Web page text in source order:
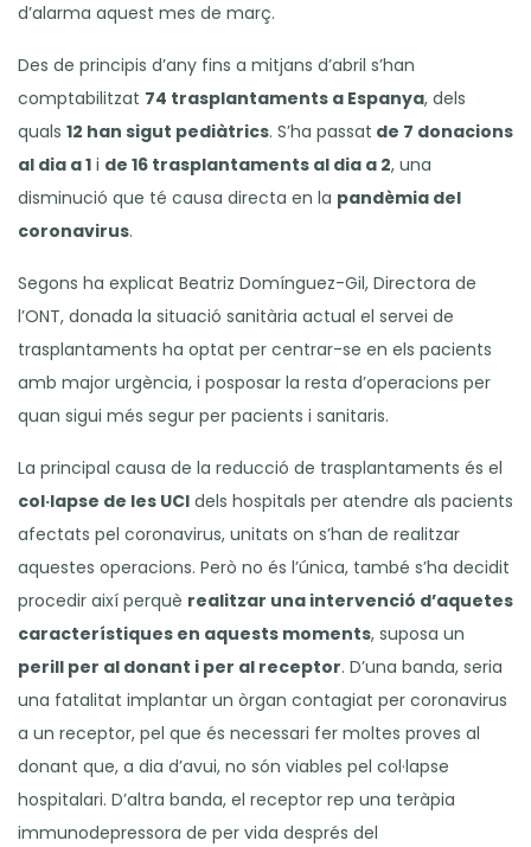
d’alarma aquest mes de març.
Des de principis d’any fins a mitjans d’abril s’han
comptabilitzat 74 trasplantaments a Espanya, dels
quals 12 han sigut pediàtrics. S’ha passat de 7 donacions
al dia a 1 i de 16 trasplantaments al dia a 2, una
disminució que té causa directa en la pandèmia del
coronavirus.
Segons ha explicat Beatriz Domínguez-Gil, Directora de
l’ONT, donada la situació sanitària actual el servei de
trasplantaments ha optat per centrar-se en els pacients
amb major urgència, i posposar la resta d’operacions per
quan sigui més segur per pacients i sanitaris.
La principal causa de la reducció de trasplantaments és el
col·lapse de les UCI dels hospitals per atendre als pacients
afectats pel coronavirus, unitats on s’han de realitzar
aquestes operacions. Però no és l’única, també s’ha decidit
procedir així perquè realitzar una intervenció d’aquetes
característiques en aquests moments, suposa un
perill per al donant i per al receptor. D’una banda, seria
una fatalitat implantar un òrgan contagiat per coronavirus
a un receptor, pel que és necessari fer moltes proves al
donant que, a dia d’avui, no són viables pel col·lapse
hospitalari. D’altra banda, el receptor rep una teràpia
immunodepressora de per vida després del